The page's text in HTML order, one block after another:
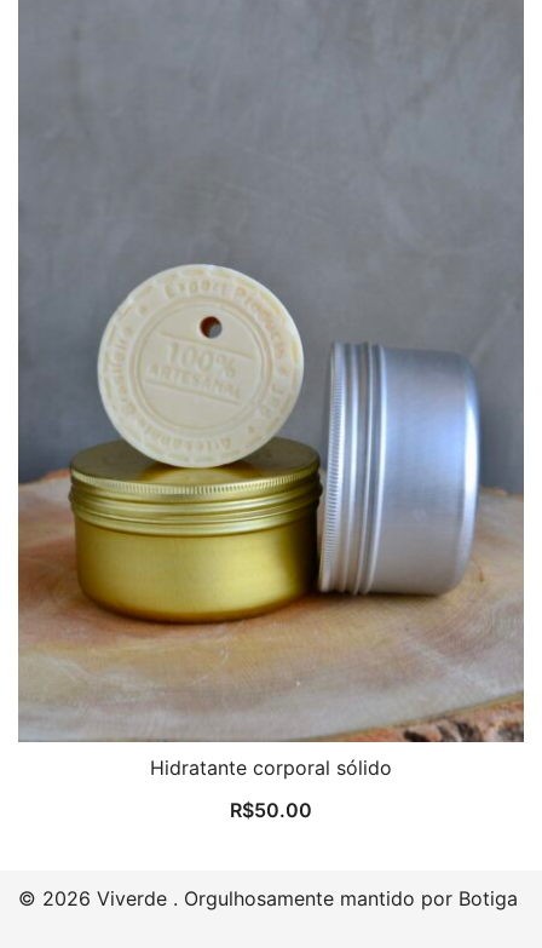
Hidratante corporal sólido
R$50.00
© 2026 Viverde . Orgulhosamente mantido por Botiga